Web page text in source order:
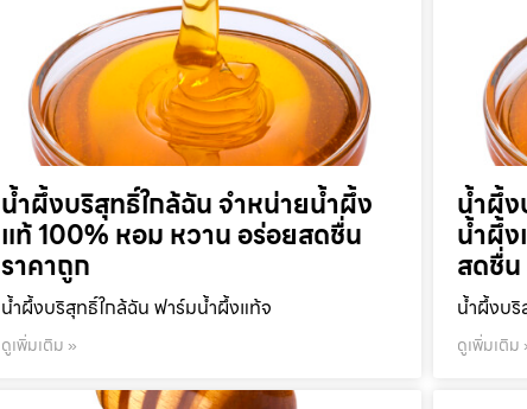
น้ำผึ้งบริสุทธิ์ใกล้ฉัน จำหน่ายน้ำผึ้ง
แท้ 100% หอม หวาน อร่อยสดชื่น
ราคาถูก
น้ำผึ้งบริสุทธิ์ใกล้ฉัน ฟาร์มน้ำผึ้งแท้จ
ดูเพิ่มเติม »
น้ำผึ้
น้ำผึ้
สดชื่น
น้ำผึ้งบ
ดูเพิ่มเติม